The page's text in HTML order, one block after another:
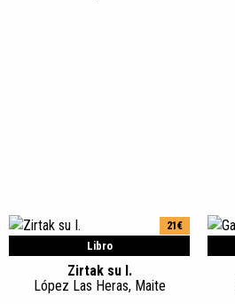
Libro
21€
Zirtak su I.
López Las Heras, Maite